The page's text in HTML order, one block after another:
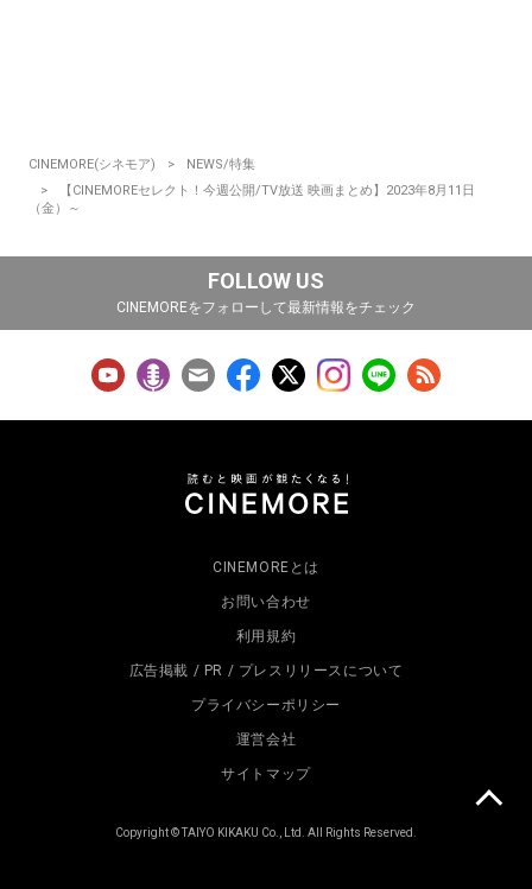
CINEMORE(シネモア)
NEWS/特集
【CINEMOREセレクト！今週公開/TV放送 映画まとめ】2023年8月11日
（金）～
FOLLOW US
CINEMOREをフォローして最新情報をチェック
CINEMOREとは
お問い合わせ
利用規約
広告掲載 / PR / プレスリリースについて
プライバシーポリシー
運営会社
サイトマップ
Copyright © TAIYO KIKAKU Co., Ltd. All Rights Reserved.